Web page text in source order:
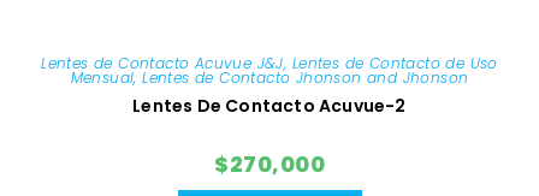
Lentes de Contacto Acuvue J&J, Lentes de Contacto de Uso
Mensual,Lentes de Contacto Jhonson and Jhonson
Lentes De Contacto Acuvue-2
$270,000